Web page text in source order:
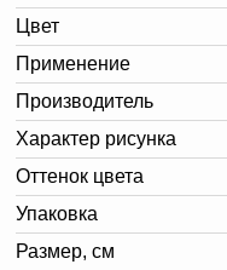
Цвет
Применение
Производитель
Характер рисунка
Оттенок цвета
Упаковка
Размер, см